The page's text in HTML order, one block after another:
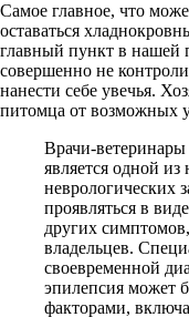
Самое главное, что
оставаться
главный пункт в нашей
совершенно не
нанести себе увечья.
питомца от возможных
Врачи-ветеринары
является одной
неврологических
проявляться в
других
владельцев.
своевременной
эпилепсия может
факторами,